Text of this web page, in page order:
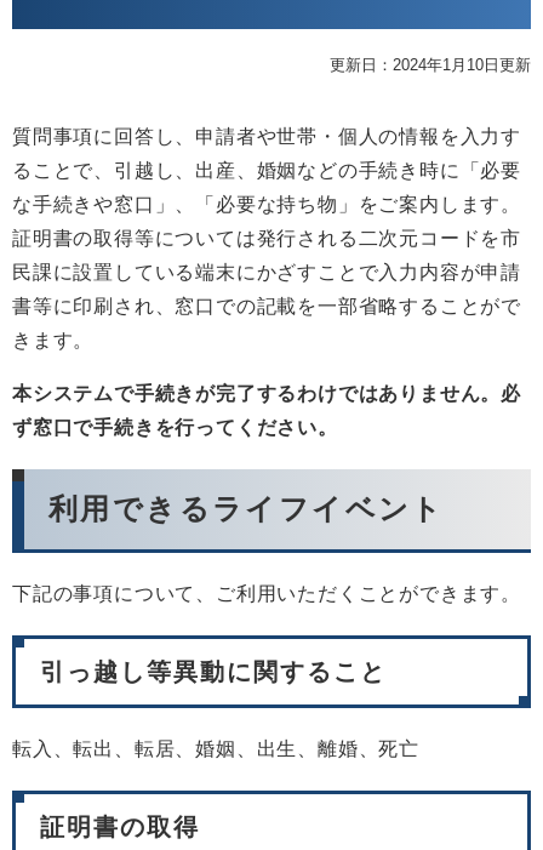
更新日：2024年1月10日更新
質問事項に回答し、申請者や世帯・個人の情報を入力す
ることで、引越し、出産、婚姻などの手続き時に「必要
な手続きや窓口」、「必要な持ち物」をご案内します。
証明書の取得等については発行される二次元コードを市
民課に設置している端末にかざすことで入力内容が申請
書等に印刷され、窓口での記載を一部省略することがで
きます。
本システムで手続きが完了するわけではありません。必
ず窓口で手続きを行ってください。
利用できるライフイベント
下記の事項について、ご利用いただくことができます。
引っ越し等異動に関すること
転入、転出、転居、婚姻、出生、離婚、死亡
証明書の取得